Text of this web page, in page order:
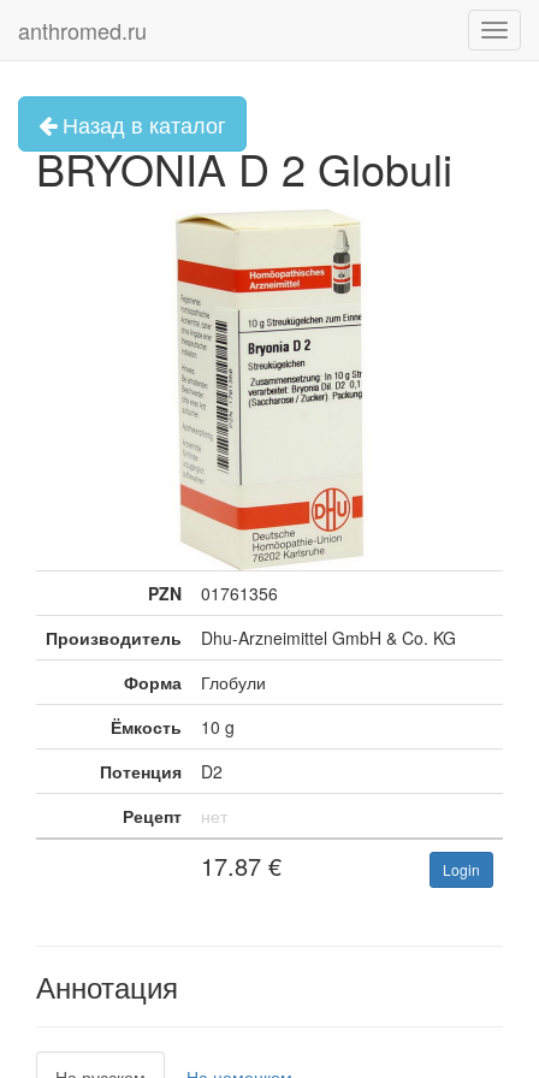
anthromed.ru
Назад в каталог
BRYONIA D 2 Globuli
PZN
01761356
Производитель
Dhu-Arzneimittel GmbH & Co. KG
Форма
Глобули
Ёмкость
10 g
Потенция
D2
Рецепт
нет
17.87 € Login
Аннотация